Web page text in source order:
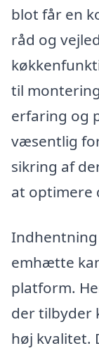
blot får en
råd og
til
erfaring og
væsentlig
sikring af
at optimere
emhætte
platform.
der tilbyder
høj kvalitet.